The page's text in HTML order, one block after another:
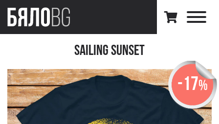
Sailing Sunset
-17%